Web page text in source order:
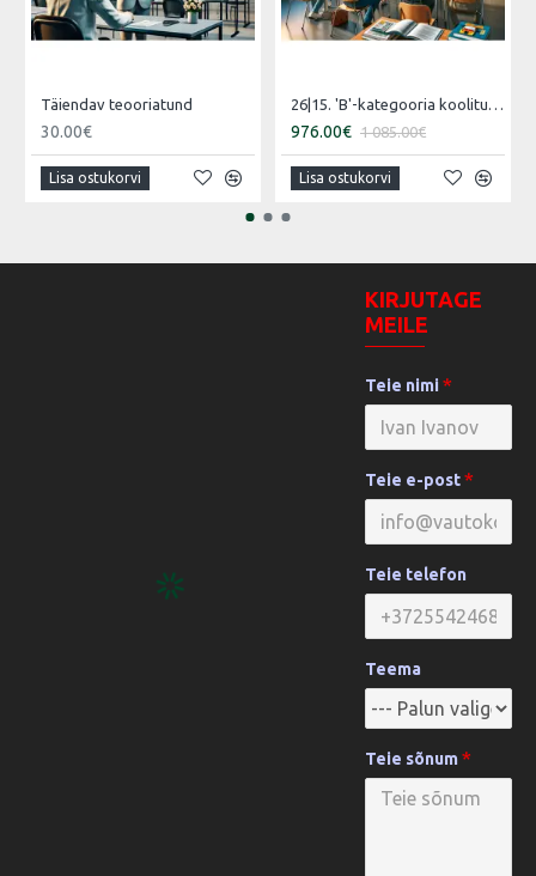
Täiendav teooriatund
30.00€
Lisa ostukorvi
26|15. 'B'-kategooria koolitus [16.07.2026 – 15.08.2026 Vene]
976.00€ 1 085.00€
Lisa ostukorvi
KIRJUTAGE
MEILE
Teie nimi
Teie e-post
Teie telefon
Teema
Teie sõnum